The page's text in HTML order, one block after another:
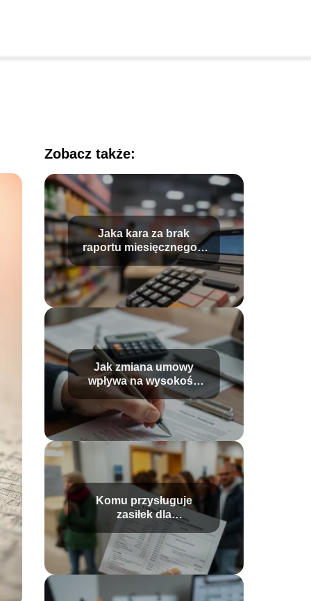
Zobacz także:
Jaka kara za brak
raportu miesięcznego z
kasy fiskalnej?
Jak zmiana umowy
wpływa na wysokość
wypłaty?
Komu przysługuje
zasiłek dla
bezrobotnych?
Wysokość i warunki